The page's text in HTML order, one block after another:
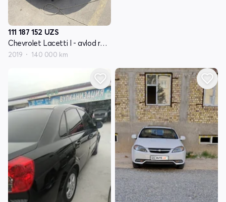
111 187 152 UZS
Chevrolet Lacetti I - avlod restayling
2019 140 000 km